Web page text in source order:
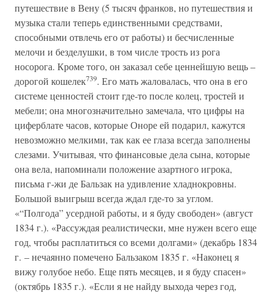
путешествие в Вену (5 тысяч франков, но путешествия и
музыка стали теперь единственными средствами,
способными отвлечь его от работы) и бесчисленные
мелочи и безделушки, в том числе трость из рога
носорога. Кроме того, он заказал себе ценнейшую вещь –
дорогой кошелек739. Его мать жаловалась, что она в его
системе ценностей стоит где-то после колец, тростей и
мебели; она многозначительно замечала, что цифры на
циферблате часов, которые Оноре ей подарил, кажутся
невозможно мелкими, так как ее глаза всегда заполнены
слезами. Учитывая, что финансовые дела сына, которые
она вела, напоминали положение азартного игрока,
письма г-жи де Бальзак на удивление хладнокровны.
Большой выигрыш всегда ждал где-то за углом.
«“Полгода” усердной работы, и я буду свободен» (август
1834 г.). «Рассуждая реалистически, мне нужен всего еще
год, чтобы расплатиться со всеми долгами» (декабрь 1834
г. – нечаянно помечено Бальзаком 1835 г. «Наконец я
вижу голубое небо. Еще пять месяцев, и я буду спасен»
(октябрь 1835 г.). «Если я не найду выхода через год,